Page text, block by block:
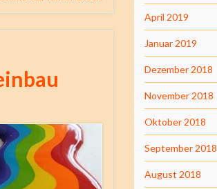
April 2019
Januar 2019
Dezember 2018
November 2018
Oktober 2018
September 2018
August 2018